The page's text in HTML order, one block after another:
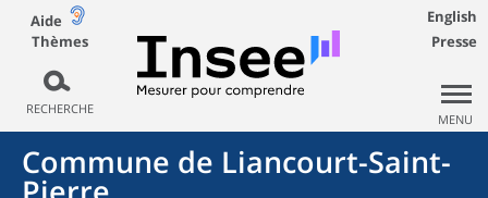
Aide
Thèmes
RECHERCHE
English
Presse
MENU
Commune de Liancourt-Saint-